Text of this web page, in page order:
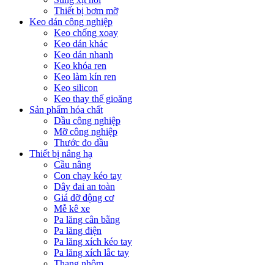
Thiết bị bơm mỡ
Keo dán công nghiệp
Keo chống xoay
Keo dán khác
Keo dán nhanh
Keo khóa ren
Keo làm kín ren
Keo silicon
Keo thay thế gioăng
Sản phẩm hóa chất
Dầu công nghiệp
Mỡ công nghiệp
Thước đo dầu
Thiết bị nâng hạ
Cầu nâng
Con chạy kéo tay
Dây đai an toàn
Giá đỡ động cơ
Mễ kê xe
Pa lăng cân bằng
Pa lăng điện
Pa lăng xích kéo tay
Pa lăng xích lắc tay